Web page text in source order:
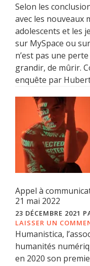
Selon les
avec les nouveaux
adolescents et les
sur MySpace ou
n’est pas une
grandir, de mûrir.
enquête par
Appel à
21 mai 2022
23 DÉCEMBRE 2021
LAISSER UN
Humanistica,
humanités
en 2020 son